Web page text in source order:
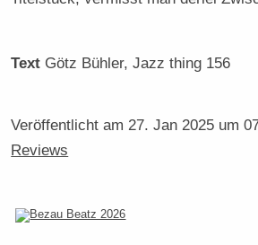
Text Götz Bühler, Jazz thing 156
Veröffentlicht am 27. Jan 2025 um
Reviews